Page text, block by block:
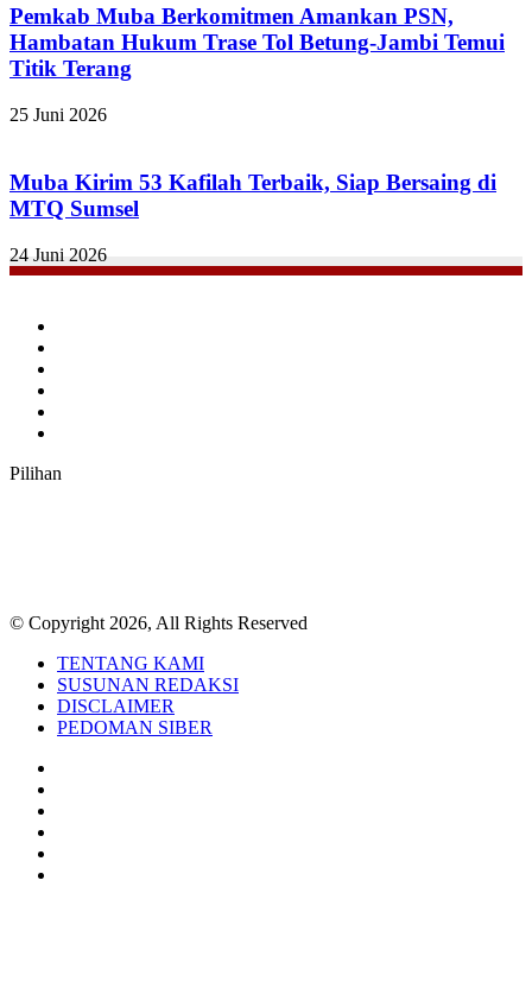
Pemkab Muba Berkomitmen Amankan PSN,
Hambatan Hukum Trase Tol Betung-Jambi Temui
Titik Terang
25 Juni 2026
Muba Kirim 53 Kafilah Terbaik, Siap Bersaing di
MTQ Sumsel
24 Juni 2026
Pilihan
© Copyright 2026, All Rights Reserved
TENTANG KAMI
SUSUNAN REDAKSI
DISCLAIMER
PEDOMAN SIBER